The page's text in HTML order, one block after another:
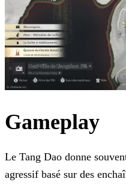
Gameplay
Le Tang Dao donne
agressif basé sur des